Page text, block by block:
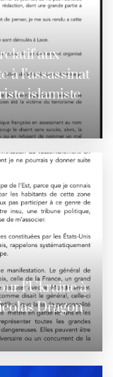
aux
à l’assassinat
islamiste
l’Ukraine à
Dragon